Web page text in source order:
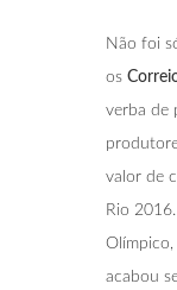
Não foi
os
verba de
valor de
Rio
Olímpico,
acabou